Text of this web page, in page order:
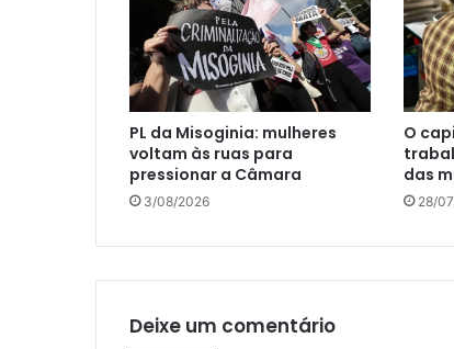
PL da Misoginia: mulheres
voltam às ruas para
pressionar a Câmara
3/08/2026
O
das
28/
Deixe um comentário